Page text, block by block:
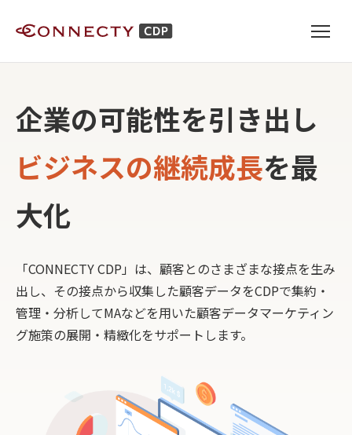
企業の可能性を引き出し
ビジネスの継続成長を最
大化
「CONNECTY CDP」は、顧客とのさまざまな接点を生み
出し、その接点から収集した顧客データをCDPで集約・
管理・分析してMAなどを用いた顧客データマーケティン
グ施策の展開・精緻化をサポートします。